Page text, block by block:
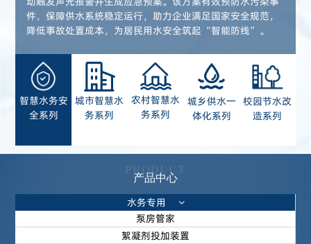
件，保障供水系统稳定运行，助力企业满足国家安全规范，
降低事故处置成本，为居民用水安全筑起“智能防线”。
智慧水务安
全系列
城市智慧水
务系列
农村智慧水
务系列
城乡供水一
体化系列
校园节水改
造系列
PRODUCT
产品中心
水务专用
泵房管家
絮凝剂投加装置